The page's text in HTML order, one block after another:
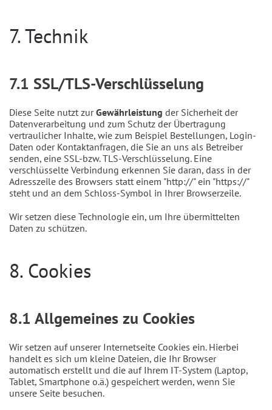
7. Technik
7.1 SSL/TLS-Verschlüsselung
Diese Seite nutzt zurGewährleistung der Sicherheit der
Datenverarbeitung und zum Schutz der Übertragung
vertraulicher Inhalte, wie zum Beispiel Bestellungen, Login-
Daten oder Kontaktanfragen, die Sie an uns als Betreiber
senden, eine SSL-bzw. TLS-Verschlüsselung. Eine
verschlüsselte Verbindung erkennen Sie daran, dass in der
Adresszeile des Browsers statt einem "http://" ein "https://"
steht und an dem Schloss-Symbol in Ihrer Browserzeile.
Wir setzen diese Technologie ein, um Ihre übermittelten
Daten zu schützen.
8. Cookies
8.1 Allgemeines zu Cookies
Wir setzen auf unserer Internetseite Cookies ein. Hierbei
handelt es sich um kleine Dateien, die Ihr Browser
automatisch erstellt und die auf Ihrem IT-System (Laptop,
Tablet, Smartphone o.ä.) gespeichert werden, wenn Sie
unsere Seite besuchen.